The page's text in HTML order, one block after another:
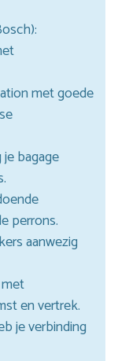
met goede
bagage
perrons.
aanwezig
en vertrek.
je verbinding